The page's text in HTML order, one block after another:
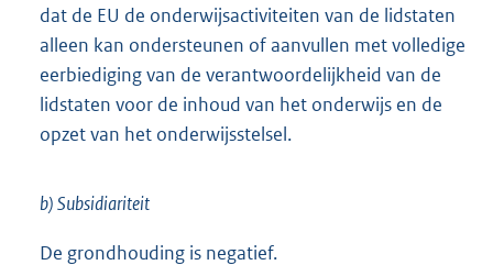
dat de EU de onderwijsactiviteiten van de lidstaten
alleen kan ondersteunen of aanvullen met volledige
eerbiediging van de verantwoordelijkheid van de
lidstaten voor de inhoud van het onderwijs en de
opzet van het onderwijsstelsel.
b) Subsidiariteit
De grondhouding is negatief.